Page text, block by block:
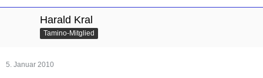
Harald Kral
Tamino-Mitglied
5. Januar 2010